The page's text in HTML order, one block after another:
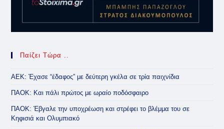
Παίζει Τώρα ..
ΑΕΚ: Έχασε “έδαφος” με δεύτερη γκέλα σε τρία παιχνίδια
ΠΑΟΚ: Και πάλι πρώτος με ωραίο ποδόσφαιρο
ΠΑΟΚ: Έβγαλε την υποχρέωση και στρέφει το βλέμμα του σε
Κηφισιά και Ολυμπιακό